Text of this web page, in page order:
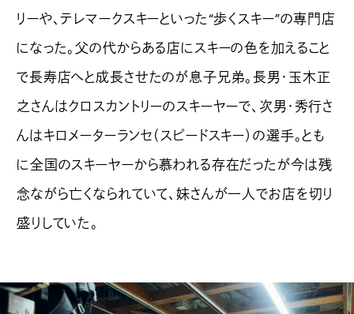
リーや、テレマークスキーといった“歩くスキー”の専門店
になった。父の代からある店にスキーの色を加えること
で長寿店へと成長させたのが息子兄弟。長男・玉木正
之さんはクロスカントリーのスキーヤーで、次男・秀行さ
んはキロメーターランセ（スピードスキー）の選手。とも
に全国のスキーヤーから慕われる存在だったが今は残
念ながら亡くなられていて、妹さんが一人でお店を切り
盛りしていた。